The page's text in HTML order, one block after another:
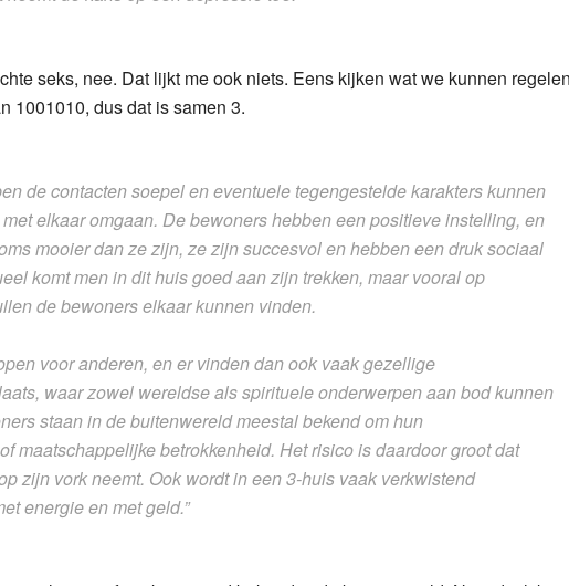
seks, nee. Dat lijkt me ook niets. Eens kijken wat we kunnen regelen
1001010, dus dat is samen 3.
de contacten soepel en eventuele tegengestelde karakters kunnen
elkaar omgaan. De bewoners hebben een positieve instelling, en
mooier dan ze zijn, ze zijn succesvol en hebben een druk sociaal
komt men in dit huis goed aan zijn trekken, maar vooral op
de bewoners elkaar kunnen vinden.
voor anderen, en er vinden dan ook vaak gezellige
waar zowel wereldse als spirituele onderwerpen aan bod kunnen
staan in de buitenwereld meestal bekend om hun
maatschappelijke betrokkenheid. Het risico is daardoor groot dat
zijn vork neemt. Ook wordt in een 3-huis vaak verkwistend
energie en met geld.”